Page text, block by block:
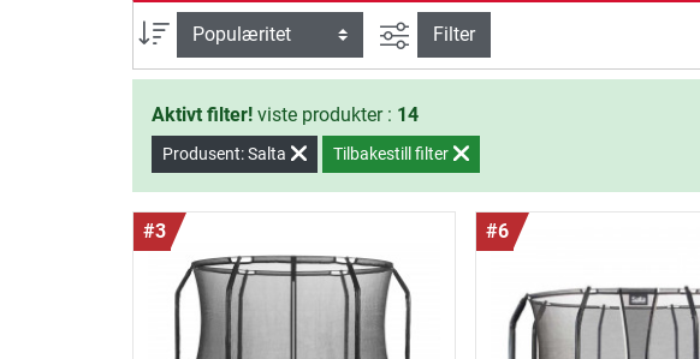
sortering Avansert søk
Filter
Aktivt filter! viste produkter : 14
Produsent: Salta Tilbakestill filter
#3 #6